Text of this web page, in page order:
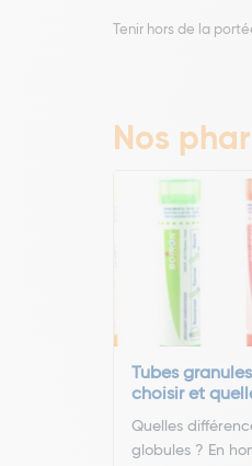
Tenir hors de la
Nos
Tubes
choisir et
Quelles
globules ? En